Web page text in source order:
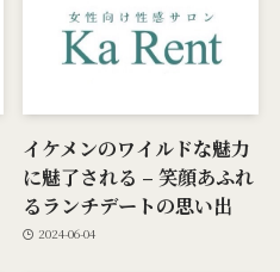
イケメンのワイルドな魅力
に魅了される – 笑顔あふれ
るランチデートの思い出
2024-06-04